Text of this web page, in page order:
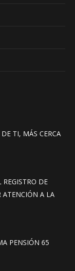
TI, MÁS CERCA
DE
ATENCIÓN A LA
PENSIÓN 65